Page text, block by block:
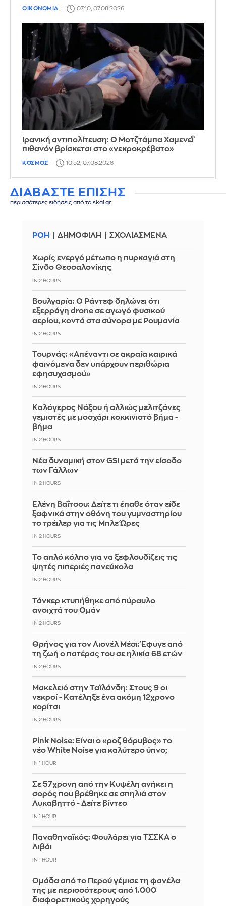
ΟΙΚΟΝΟΜΙΑ 07:10, 07.08.2026
Ιρανική αντιπολίτευση: Ο Μοτζτάμπα Χαμενεΐ
πιθανόν βρίσκεται στο «νεκροκρέβατο»
ΚΟΣΜΟΣ 10:52, 07.08.2026
ΔΙΑΒΑΣΤΕ ΕΠΙΣΗΣ
περισσότερες ειδήσεις από το skai.gr
ΡΟΗ ΔΗΜΟΦΙΛΗ ΣΧΟΛΙΑΣΜΕΝΑ
Χωρίς ενεργό μέτωπο η πυρκαγιά στη
Σίνδο Θεσσαλονίκης
IN 2 HOURS
Βουλγαρία: Ο Ράντεφ δηλώνει ότι
εξερράγη drone σε αγωγό φυσικού
αερίου, κοντά στα σύνορα με Ρουμανία
IN 2 HOURS
Τουρνάς: «Απέναντι σε ακραία καιρικά
φαινόμενα δεν υπάρχουν περιθώρια
εφησυχασμού»
IN 2 HOURS
Καλόγερος Νάξου ή αλλιώς μελιτζάνες
γεμιστές με μοσχάρι κοκκινιστό βήμα -
βήμα
IN 2 HOURS
Νέα δυναμική στον GSI μετά την είσοδο
των Γάλλων
IN 2 HOURS
Ελένη Βαΐτσου: Δείτε τι έπαθε όταν είδε
ξαφνικά στην οθόνη του γυμναστηρίου
το τρέιλερ για τις Μπλε Ώρες
IN 2 HOURS
Το απλό κόλπο για να ξεφλουδίζεις τις
ψητές πιπεριές πανεύκολα
IN 2 HOURS
Τάνκερ κτυπήθηκε από πύραυλο
ανοιχτά του Ομάν
IN 2 HOURS
Θρήνος για τον Λιονέλ Μέσι: Έφυγε από
τη ζωή ο πατέρας του σε ηλικία 68 ετών
IN 2 HOURS
Μακελειό στην Ταϊλάνδη: Στους 9 οι
νεκροί - Κατέληξε ένα ακόμη 12χρονο
κορίτσι
IN 2 HOURS
Pink Noise: Είναι ο «ροζ θόρυβος» το
νέο White Noise για καλύτερο ύπνο;
IN 1 HOUR
Σε 57χρονη από την Κυψέλη ανήκει η
σορός που βρέθηκε σε σπηλιά στον
Λυκαβηττό - Δείτε βίντεο
IN 1 HOUR
Παναθηναϊκός: Φουλάρει για ΤΣΣΚΑ ο
Λιβάι
IN 1 HOUR
Ομάδα από το Περού γέμισε τη φανέλα
της με περισσότερους από 1.000
διαφορετικούς χορηγούς